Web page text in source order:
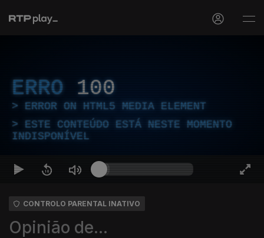
ERRO 100
ERROR ON HTML5 MEDIA ELEMENT
ESTE CONTEÚDO ESTÁ NESTE MOMENTO
INDISPONÍVEL
CONTROLO PARENTAL INATIVO
Opinião de...